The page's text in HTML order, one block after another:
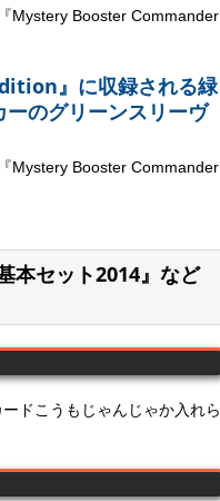
Mystery Booster Commander
』に収録される緑
のグリーンスリーヴ
Mystery Booster Commander
本セット2014』など
ドこうもじゃんじゃか入れら